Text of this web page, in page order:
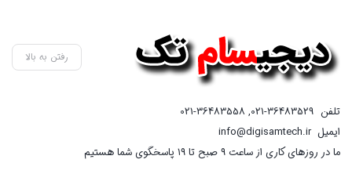
رفتن به بالا
تلفن 021-36483529
,
021-36483558
ایمیلinfo@digisamtech.ir
ما در روزهای کاری از ساعت ۹ صبح تا ۱۹ پاسخگوی شما هستیم